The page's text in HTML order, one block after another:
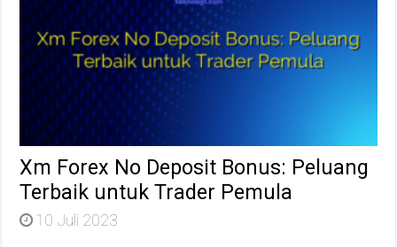
Xm Forex No Deposit Bonus: Peluang
Terbaik untuk Trader Pemula
10 Juli 2023